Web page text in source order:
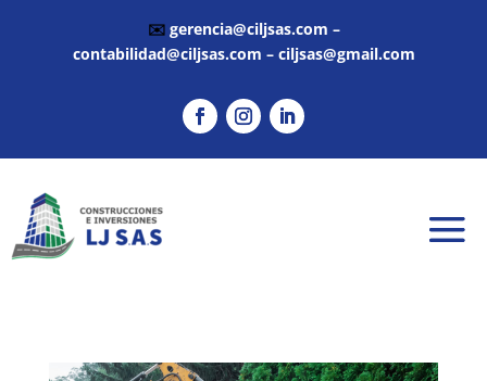
✉️ gerencia@ciljsas.com –
contabilidad@ciljsas.com – ciljsas@gmail.com